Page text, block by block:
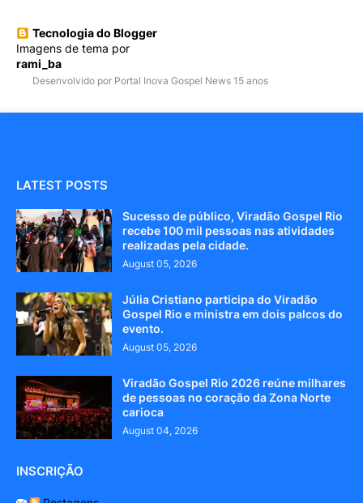
Tecnologia do Blogger
Imagens de tema por
rami_ba
Desenvolvido por Portal Inova Gospel News 15 anos
LATEST POSTS
Sucesso de público, Viradão Gospel Rio
recebe 100 mil pessoas nas atividades
realizadas pela cidade.
August 05, 2026
Júlia Cristiano participa do Viradão
Gospel Rio e ministra em dois palcos do
evento.
August 05, 2026
Viradão Gospel Rio 2026 reúne milhares
de pessoas no coração da Zona Norte
carioca
August 04, 2026
INSCRIÇÃO